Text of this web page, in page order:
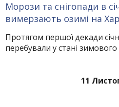
Морози та снігопади в
вимерзають озимі на
Протягом першої декади
перебували у стані
11